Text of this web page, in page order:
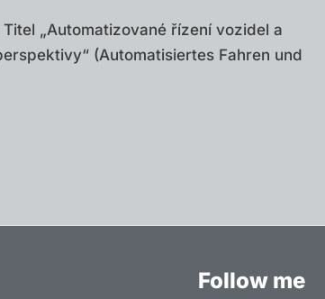
„Automatizované řízení vozidel a
(Automatisiertes Fahren und
Follow me